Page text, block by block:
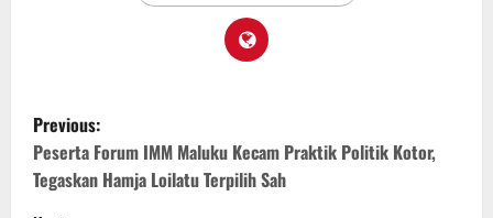
Previous:
Peserta Forum IMM Maluku Kecam Praktik Politik Kotor,
Tegaskan Hamja Loilatu Terpilih Sah